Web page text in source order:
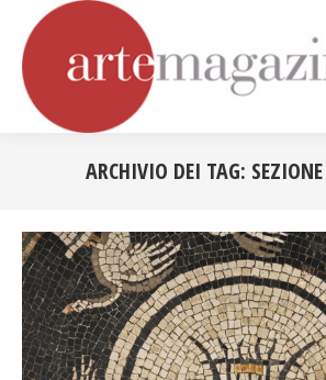
ARCHIVIO DEI TAG: